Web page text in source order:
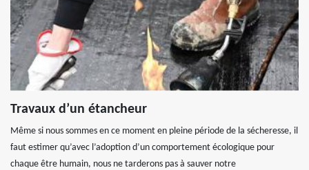
Travaux d’un étancheur
Même si nous sommes en ce moment en pleine période de la sécheresse, il
faut estimer qu’avec l’adoption d’un comportement écologique pour
chaque être humain, nous ne tarderons pas à sauver notre